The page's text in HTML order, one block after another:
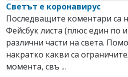
Светът е коронавирус
Последващите коментари са
Фейсбук листа (плюс един по
различни части на света.
накратко какви са
момента, свъ ...